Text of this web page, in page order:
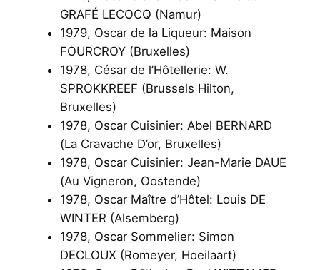
GRAFÉ LECOCQ (Namur)
1979, Oscar de la Liqueur: Maison
FOURCROY (Bruxelles)
1978, César de l’Hôtellerie: W.
SPROKKREEF (Brussels Hilton,
Bruxelles)
1978, Oscar Cuisinier: Abel BERNARD
(La Cravache D’or, Bruxelles)
1978, Oscar Cuisinier: Jean-Marie DAUE
(Au Vigneron, Oostende)
1978, Oscar Maître d’Hôtel: Louis DE
WINTER (Alsemberg)
1978, Oscar Sommelier: Simon
DECLOUX (Romeyer, Hoeilaart)